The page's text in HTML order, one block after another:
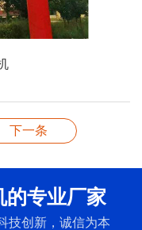
下一条
的专业厂家
技创新，诚信为本